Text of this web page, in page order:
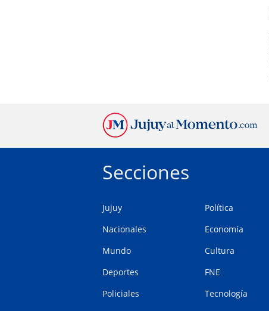
Secciones
Jujuy
Nacionales
Mundo
Deportes
Policiales
Política
Economía
Cultura
FNE
Tecnología